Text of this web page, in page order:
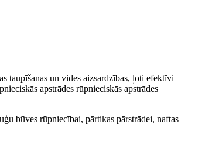
taupīšanas un vides aizsardzības, ļoti efektīvi
apstrādes rūpnieciskās apstrādes
būves rūpniecībai, pārtikas pārstrādei, naftas